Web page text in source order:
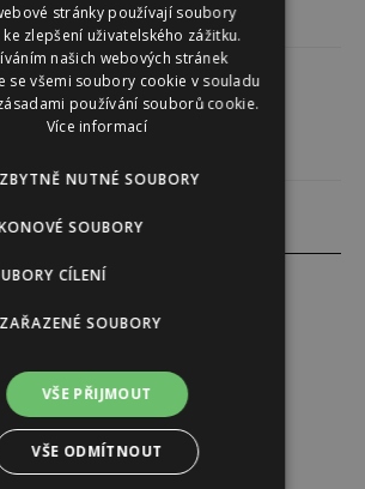
Redakce magazínu Instinkt.
stránky používají soubory
zlepšení uživatelského zážitku.
našich webových stránek
se všemi soubory cookie v souladu
používání souborů cookie.
Více informací
NUTNÉ SOUBORY
SOUBORY
CÍLENÍ
SOUBORY
VŠE PŘIJMOUT
VŠE ODMÍTNOUT